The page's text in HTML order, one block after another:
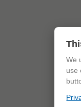
We
use